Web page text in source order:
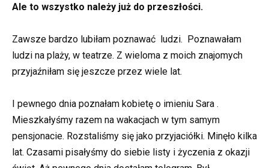
Ale to wszystko należy już do przeszłości.
Zawsze bardzo lubiłam poznawać ludzi. Poznawałam
ludzi na plaży, w teatrze. Z wieloma z moich znajomych
przyjaźniłam się jeszcze przez wiele lat.
I pewnego dnia poznałam kobietę o imieniu Sara .
Mieszkałyśmy razem na wakacjach w tym samym
pensjonacie. Rozstaliśmy się jako przyjaciółki. Minęło kilka
lat. Czasami pisałyśmy do siebie listy i życzenia z okazji